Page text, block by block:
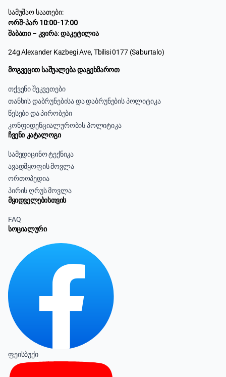
სამუშაო საათები:
ორშ-პარ 10:00-17:00
შაბათი – კვირა: დაკეტილია
24g Alexander Kazbegi Ave, Tbilisi 0177 (Saburtalo)
მოგვეცით საშუალება დაგეხმაროთ
თქვენი შეკვეთები
თანხის დაბრუნებისა და დაბრუნების პოლიტიკა
წესები და პირობები
კონფიდენციალურობის პოლიტიკა
ჩვენი კატალოგი
სამედიცინო ტექნიკა
ავადმყოფის მოვლა
ორთოპედია
პირის ღრუს მოვლა
მყიდველებისთვის
FAQ
სოციალური
ფეისბუქი